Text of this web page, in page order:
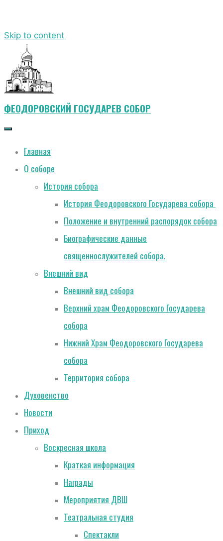
Skip to content
ФЕОДОРОВСКИЙ ГОСУДАРЕВ СОБОР
Главная
О соборе
История собора
История Феодоровского Государева собора
Положение и внутренний распорядок собора
Биографические данные
священнослужителей собора.
Внешний вид
Внешний вид собора
Верхний храм Феодоровского Государева
собора
Нижний Храм Феодоровского Государева
собора
Территория собора
Духовенство
Новости
Приход
Воскресная школа
Краткая информация
Награды
Мероприятия ДВШ
Театральная студия
Спектакли